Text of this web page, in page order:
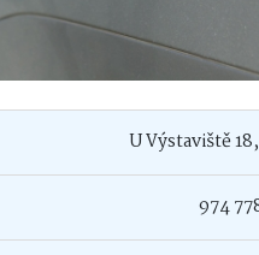
U Výstaviště
974